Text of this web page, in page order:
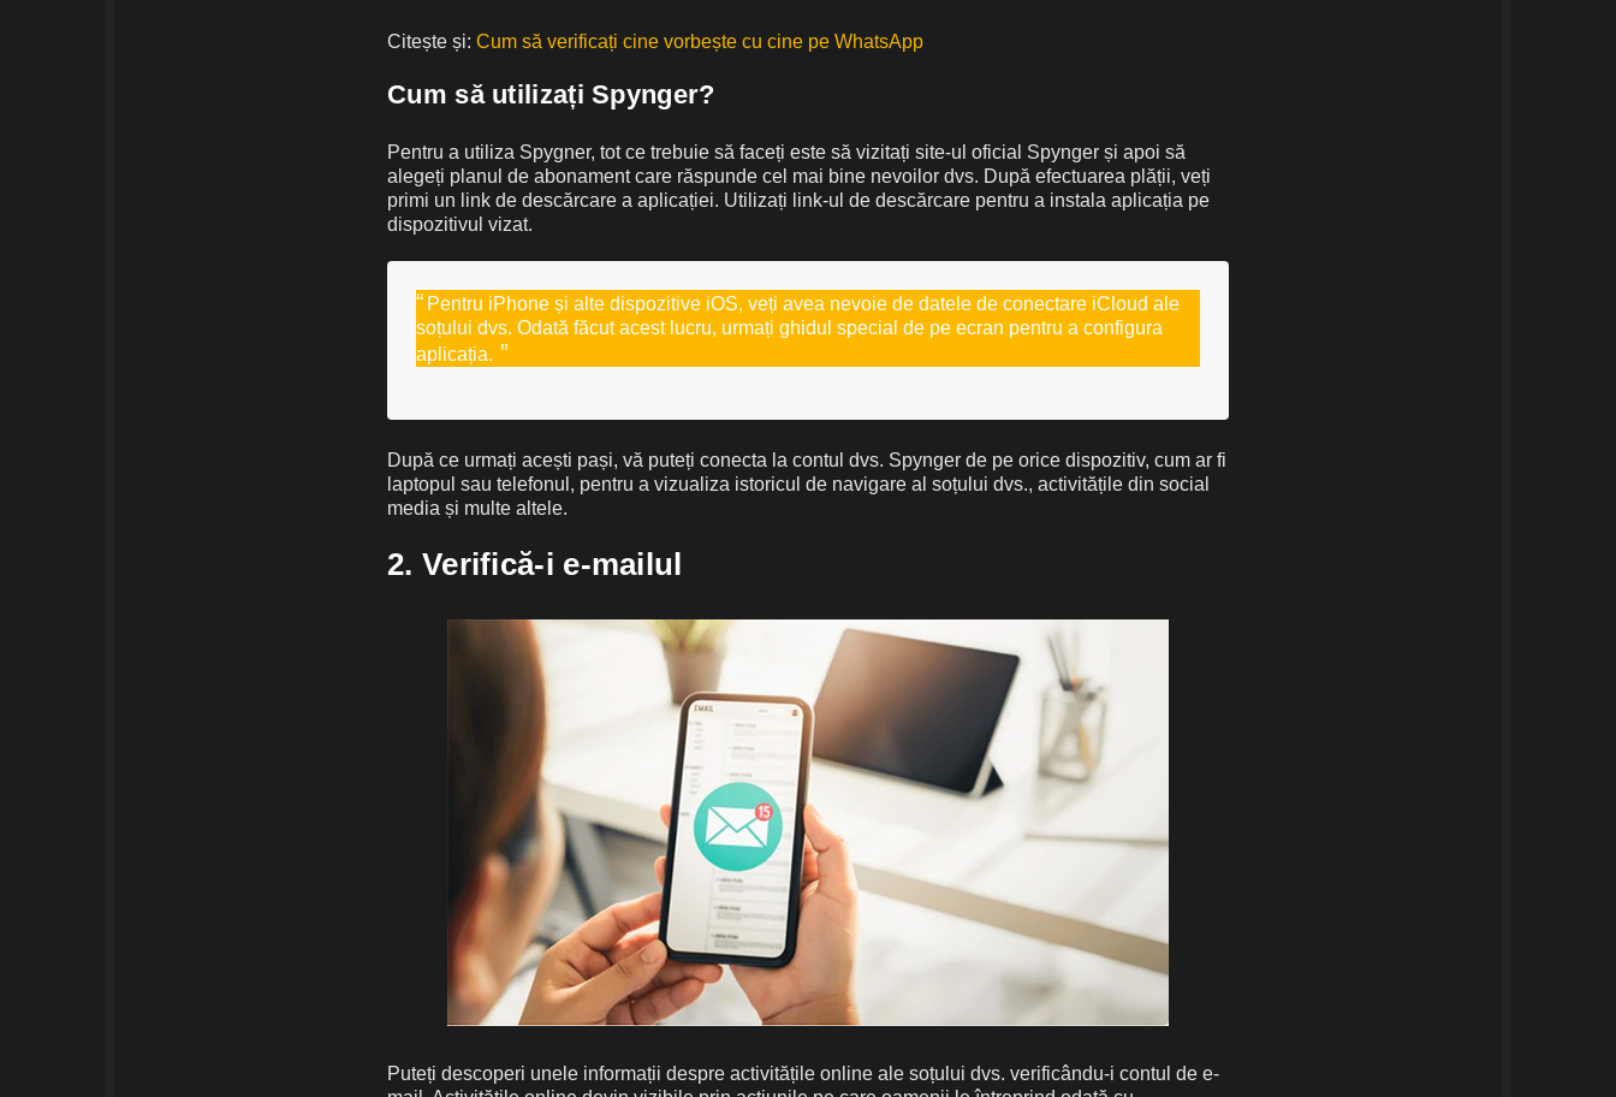
Citește și: Cum să verificați cine vorbește cu cine pe WhatsApp
Cum să utilizați Spynger?
Pentru a utiliza Spygner, tot ce trebuie să faceți este să vizitați site-ul oficial Spynger și apoi să
alegeți planul de abonament care răspunde cel mai bine nevoilor dvs. După efectuarea plății, veți
primi un link de descărcare a aplicației. Utilizați link-ul de descărcare pentru a instala aplicația pe
dispozitivul vizat.
Pentru iPhone și alte dispozitive iOS, veți avea nevoie de datele de conectare iCloud ale
soțului dvs. Odată făcut acest lucru, urmați ghidul special de pe ecran pentru a configura
aplicația.
După ce urmați acești pași, vă puteți conecta la contul dvs. Spynger de pe orice dispozitiv, cum ar fi
laptopul sau telefonul, pentru a vizualiza istoricul de navigare al soțului dvs., activitățile din social
media și multe altele.
2. Verifică-i e-mailul
Puteți descoperi unele informații despre activitățile online ale soțului dvs. verificându-i contul de e-